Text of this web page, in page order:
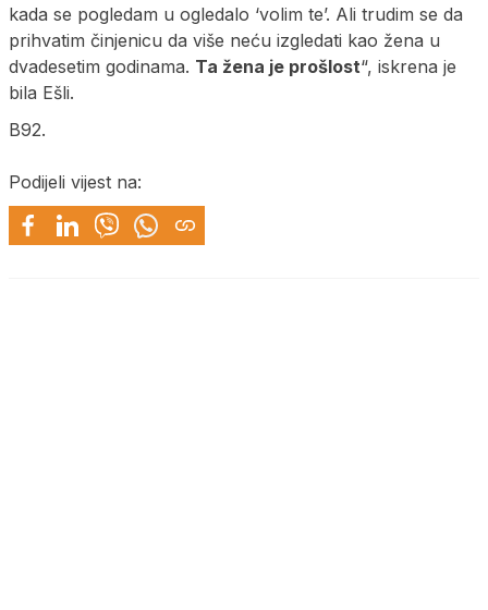
kada se pogledam u ogledalo ‘volim te’. Ali trudim se da
prihvatim činjenicu da više neću izgledati kao žena u
dvadesetim godinama. Ta žena je prošlost“, iskrena je
bila Ešli.
B92.
Podijeli vijest na: